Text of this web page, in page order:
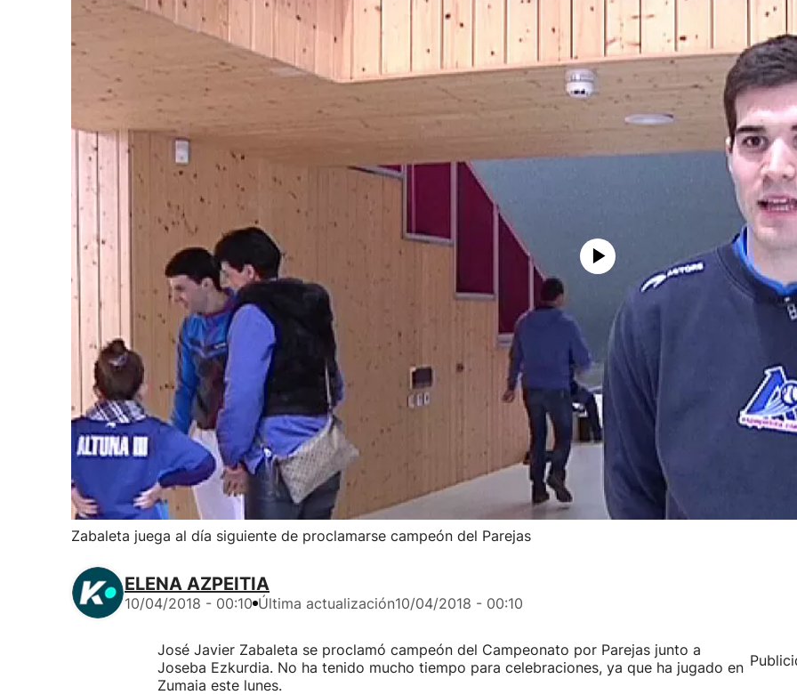
Zabaleta juega al día siguiente de proclamarse campeón del Parejas
ELENA AZPEITIA
10/04/2018 - 00:10 Última actualización10/04/2018 - 00:10
José Javier Zabaleta se proclamó campeón del Campeonato por Parejas junto a
Joseba Ezkurdia. No ha tenido mucho tiempo para celebraciones, ya que ha jugado en
Zumaia este lunes.